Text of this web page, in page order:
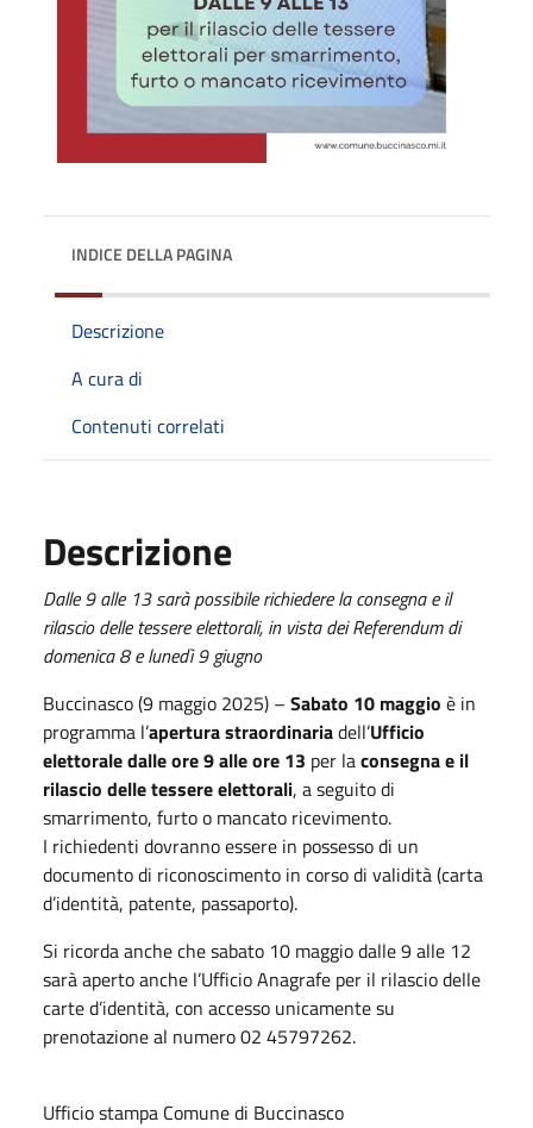
INDICE DELLA PAGINA
Descrizione
A cura di
Contenuti correlati
Descrizione
Dalle 9 alle 13 sarà possibile richiedere la consegna e il
rilascio delle tessere elettorali, in vista dei Referendum di
domenica 8 e lunedì 9 giugno
Buccinasco (9 maggio 2025) – Sabato 10 maggio è in
programma l’apertura straordinariadell’Ufficio
elettorale dalle ore 9 alle ore 13 per laconsegna e il
rilascio delle tessere elettorali, a seguito di
smarrimento, furto o mancato ricevimento.
I richiedenti dovranno essere in possesso di un
documento di riconoscimento in corso di validità (carta
d’identità, patente, passaporto).
Si ricorda anche che sabato 10 maggio dalle 9 alle 12
sarà aperto anche l’Ufficio Anagrafe per il rilascio delle
carte d’identità, con accesso unicamente su
prenotazione al numero 02 45797262.
Ufficio stampa Comune di Buccinasco